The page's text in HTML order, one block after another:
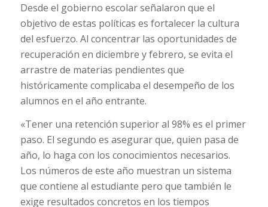
Desde el gobierno escolar señalaron que el
objetivo de estas políticas es fortalecer la cultura
del esfuerzo. Al concentrar las oportunidades de
recuperación en diciembre y febrero, se evita el
arrastre de materias pendientes que
históricamente complicaba el desempeño de los
alumnos en el año entrante.
«Tener una retención superior al 98% es el primer
paso. El segundo es asegurar que, quien pasa de
año, lo haga con los conocimientos necesarios.
Los números de este año muestran un sistema
que contiene al estudiante pero que también le
exige resultados concretos en los tiempos